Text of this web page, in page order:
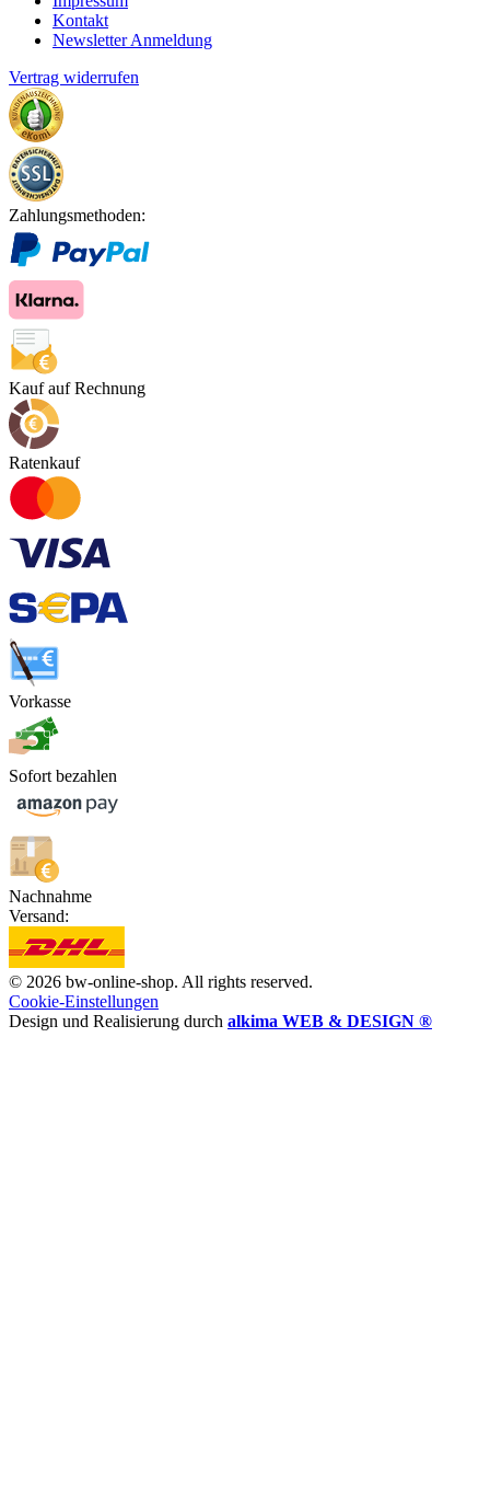
Kontakt
Newsletter Anmeldung
Vertrag widerrufen
Zahlungsmethoden:
Kauf auf Rechnung
Ratenkauf
Vorkasse
Sofort bezahlen
Nachnahme
Versand:
© 2026 bw-online-shop. All rights reserved.
Cookie-Einstellungen
Design und Realisierung durch alkima WEB & DESIGN ®